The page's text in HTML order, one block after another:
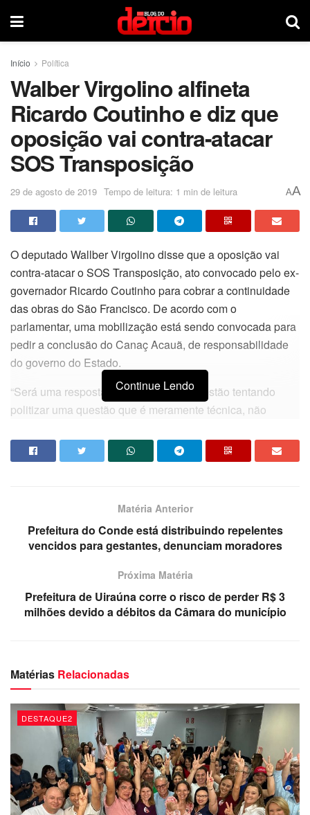
Início Política
Walber Virgolino alfineta
Ricardo Coutinho e diz que
oposição vai contra-atacar
SOS Transposição
29 de agosto de 2019 Tempo de leitura: 1 min de leitura AA
O deputado Wallber Virgolino disse que a oposição vai
contra-atacar o SOS Transposição, ato convocado pelo ex-
governador Ricardo Coutinho para cobrar a continuidade
das obras do São Francisco. De acordo com o
parlamentar, uma mobilização está sendo convocada para
pedir a conclusão do Canaç Acauã, de responsabilidade
do governo do Estado.
“Será uma resposta a esse ato, porque estão tentando
politizar uma questão que é meramente técnica, não
ser transformado no problema politiqueiro patrocinado por
pessoas sem credibilidade”, afirmou Virgolino, em uma
Continue Lendo
Matéria Anterior
Prefeitura do Conde está distribuindo repelentes
vencidos para gestantes, denunciam moradores
Próxima Matéria
Prefeitura de Uiraúna corre o risco de perder R$ 3
milhões devido a débitos da Câmara do município
Matérias Relacionadas
DESTAQUE2